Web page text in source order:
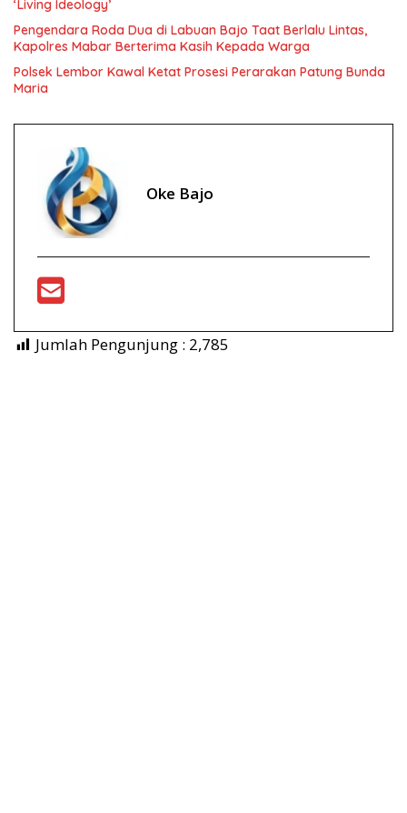
‘Living Ideology’
Pengendara Roda Dua di Labuan Bajo Taat Berlalu Lintas,
Kapolres Mabar Berterima Kasih Kepada Warga
Polsek Lembor Kawal Ketat Prosesi Perarakan Patung Bunda
Maria
Oke Bajo
Jumlah Pengunjung : 2,785